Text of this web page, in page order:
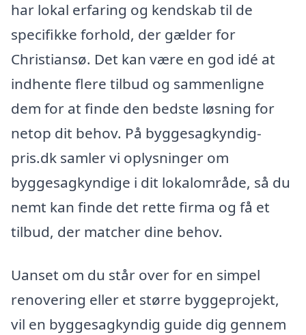
har lokal erfaring og kendskab til de
specifikke forhold, der gælder for
Christiansø. Det kan være en god idé at
indhente flere tilbud og sammenligne
dem for at finde den bedste løsning for
netop dit behov. På byggesagkyndig-
pris.dk samler vi oplysninger om
byggesagkyndige i dit lokalområde, så du
nemt kan finde det rette firma og få et
tilbud, der matcher dine behov.
Uanset om du står over for en simpel
renovering eller et større byggeprojekt,
vil en byggesagkyndig guide dig gennem